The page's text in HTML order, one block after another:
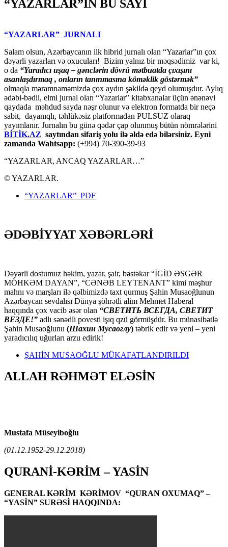
“YAZARLAR”IN BU SAYI
“YAZARLAR” JURNALI
Salam olsun, Azərbaycanın ilk hibrid jurnalı olan “Yazarlar”ın çox
dəyərli yazarları və oxucuları! Bizim yalnız bir məqsədimiz var ki,
o da “Yaradıcı uşaq – gәnclәrin dövrü mәtbuatda çıxışını
asanlaşdırmaq , onların tanınmasına kömәklik göstәrmәk”
olmaqla məramnaməmizdə çox aydın şəkildə qeyd olumuşdur. Aylıq
ədəbi-bədii, elmi jurnal olan “Yazarlar” kitabxanalar üçün ənənəvi
qaydada məhdud sayda nəşr olunur və elektron formatda bir neçə
sabit, dayanıqlı, təhlükəsiz platformadan PULSUZ olaraq
yayımlanır. Jurnalın bu günə qədər çap olunmuş bütün nömrələrini
BİTİK.AZ saytından sifariş yolu ilə əldə edə bilərsiniz. Eyni
zamanda Wahtsapp: (+994) 70-390-39-93
“YAZARLAR, ANCAQ YAZARLAR…”
© YAZARLAR.
“YAZARLAR” PDF
ƏDƏBİYYAT XƏBƏRLƏRİ
Dəyərli dostumuz həkim, yazar, şair, bəstəkar “İGİD ƏSGƏR
MÖHKƏM DAYAN”, “CƏNƏB LEYTENANT” kimi məşhur
mahnı və marşları ilə qəlbimizdə taxt qurmuş Şahin Musaoğlunun
Azərbaycan sevdalısı Dünya şöhrətli alim Mehmet Haberal
haqqında çox vacib əsər olan “СВЕТИТЬ ВСЕГДА, СВЕТИТ
ВЕЗДЕ!” adlı sənədli povesti işıq qzü görmüşdür. Bu münasibətlə
Şahin Musaoğlunu (Шахин Мусаоглу) təbrik edir və yeni – yeni
yaradıcılıq uğurları arzu edirik!
ŞAHİN MUSAOĞLU MÜKAFATLANDIRILDI
ALLAH RƏHMƏT ELƏSİN
Mustafa Müseyiboğlu
(01.12.1952-29.12.2018)
QURANİ-KƏRİM – YASİN
GENERAL KƏRİM KƏRİMOV “QURAN OXUMAQ” –
“YASİN” SURƏSİ HAQQINDA: